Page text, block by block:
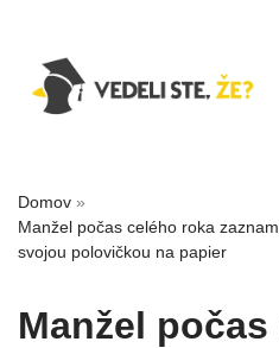
Domov »
Manžel počas celého roka
svojou polovičkou na papier
Manžel